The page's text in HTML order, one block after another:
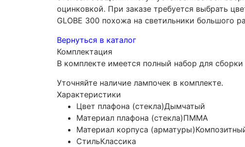
оцинковкой. При заказе требуется выбрать
GLOBE 300 похожа на светильники большого
Вернуться в каталог
Комплектация
В комплекте имеется полный набор для
Уточняйте наличие лампочек в комплекте.
Характеристики
Цвет плафона (стекла)Дымчатый
Материал плафона (стекла)ПММА
Материал корпуса (арматуры)
СтильКлассика